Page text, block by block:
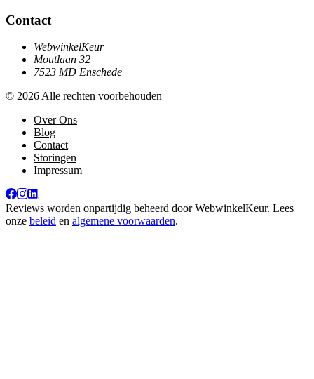
Contact
WebwinkelKeur
Moutlaan 32
7523 MD Enschede
© 2026 Alle rechten voorbehouden
Over Ons
Blog
Contact
Storingen
Impressum
Reviews worden onpartijdig beheerd doorWebwinkelKeur. Lees
onze beleid en algemene voorwaarden.